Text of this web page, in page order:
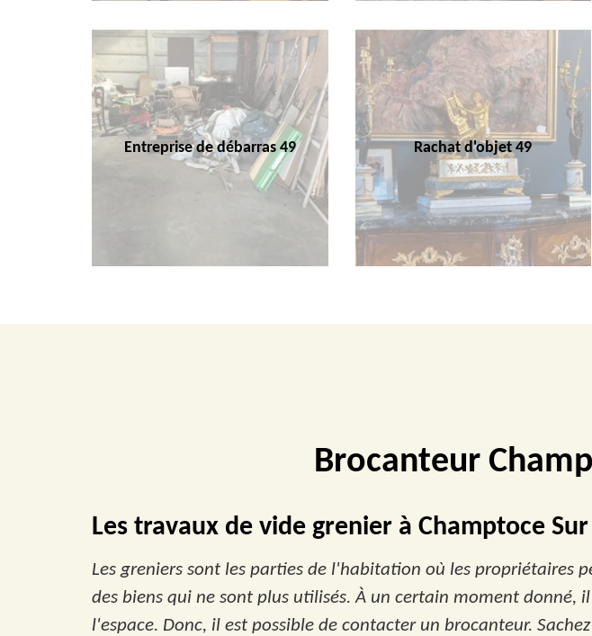
Entreprise de débarras 49 Rachat d'objet 49
Brocanteur
Les travaux de vide grenier à Champtoce
Les greniers sont les parties de l'habitation où les propriétaires
des biens qui ne sont plus utilisés. À un certain moment donné,
l'espace. Donc, il est possible de contacter un brocanteur.